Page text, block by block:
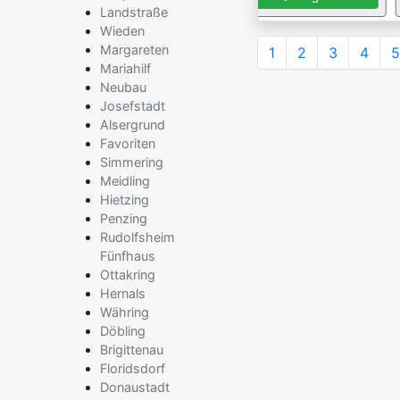
Landstraße
Wieden
Margareten
Mariahilf
Neubau
Josefstadt
Alsergrund
Favoriten
Simmering
Meidling
Hietzing
Penzing
Rudolfsheim
Fünfhaus
Ottakring
Hernals
Währing
Döbling
Brigittenau
Floridsdorf
Donaustadt
1 2 3 4 5